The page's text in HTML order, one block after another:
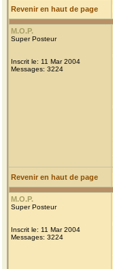
Revenir en haut de page
M.O.P.
Super Posteur
Inscrit le: 11 Mar 2004
Messages: 3224
Revenir en haut de page
M.O.P.
Super Posteur
Inscrit le: 11 Mar 2004
Messages: 3224